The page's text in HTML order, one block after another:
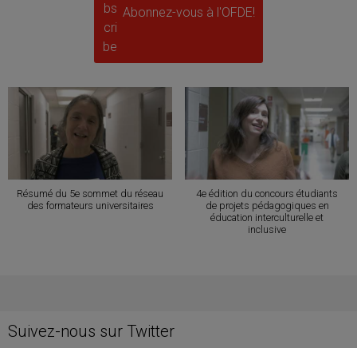
Abonnez-vous à l'OFDE!
Résumé du 5e sommet du réseau
des formateurs universitaires
4e édition du concours étudiants
de projets pédagogiques en
éducation interculturelle et
inclusive
Suivez-nous sur Twitter